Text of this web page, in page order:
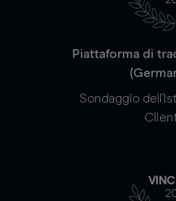
Piattaforma di
Sondaggio